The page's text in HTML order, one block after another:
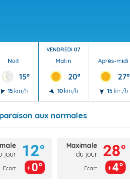
Nuit
15°
15 km/h
VENDREDI 07
Matin
20°
10 km/h
Après-midi
27°
15 km/h
aux normales
jour
Ecart
12°
0°
Maximale
du jour
Ecart
28°
4°